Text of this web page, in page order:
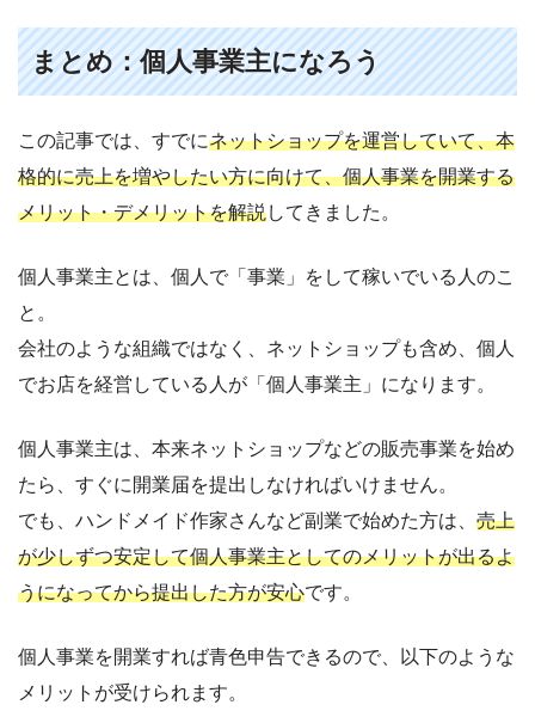
まとめ：個人事業主になろう
この記事では、すでにネットショップを運営していて、本
格的に売上を増やしたい方に向けて、個人事業を開業する
メリット・デメリットを解説してきました。
個人事業主とは、個人で「事業」をして稼いでいる人のこ
と。
会社のような組織ではなく、ネットショップも含め、個人
でお店を経営している人が「個人事業主」になります。
個人事業主は、本来ネットショップなどの販売事業を始め
たら、すぐに開業届を提出しなければいけません。
でも、ハンドメイド作家さんなど副業で始めた方は、 売上
が少しずつ安定して個人事業主としてのメリットが出るよ
うになってから提出した方が安心です。
個人事業を開業すれば青色申告できるので、以下のような
メリットが受けられます。